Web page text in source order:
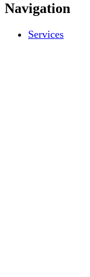
Navigation
Services